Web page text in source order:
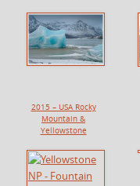
2015 – USA Rocky
Mountain &
Yellowstone